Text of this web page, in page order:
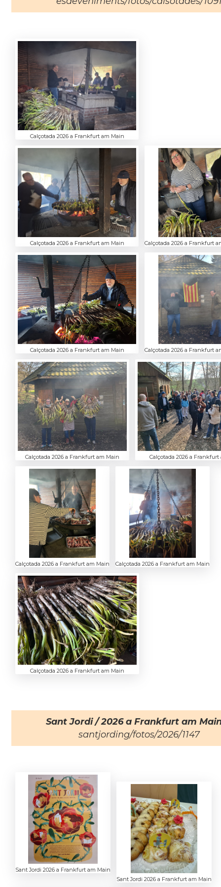
Calçotada 2026 a Frankfurt am Main
Calçotada 2026 a Frankfurt am Main Calçotada 2026 a Frankfurt
Calçotada 2026 a Frankfurt am Main Calçotada 2026 a Frankfurt
Calçotada 2026 a Frankfurt am Main Calçotada 2026 a
Calçotada 2026 a Frankfurt am Main Calçotada 2026 a Frankfurt am Main
Calçotada 2026 a Frankfurt am Main
Sant Jordi / 2026 a Frankfurt am
santjording/fotos/2026/1147
Sant Jordi 2026 a Frankfurt am Main
Sant Jordi 2026 a Frankfurt am Main